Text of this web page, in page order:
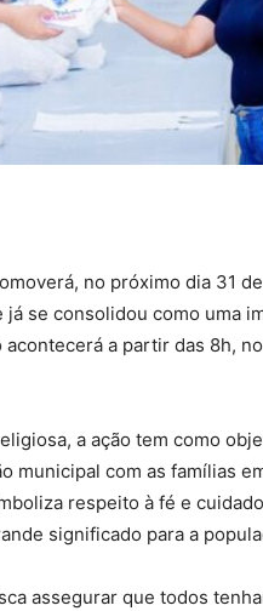
no próximo dia 31
já se consolidou como uma
a partir das 8h,
a ação tem como
municipal com as famílias
respeito à fé e
significado para a
assegurar que todos